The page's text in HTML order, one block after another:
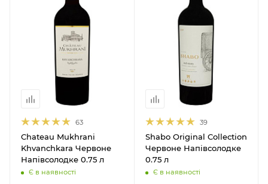
63
Chateau Mukhrani
Khvanchkara Червоне
Напівсолодке 0.75 л
Є в наявності
39
Shabo Original Collection
Червоне Напівсолодке
0.75 л
Є в наявності